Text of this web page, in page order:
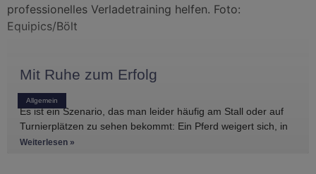
Allgemein
Mit Ruhe zum Erfolg
Es ist ein Szenario, das man leider häufig am Stall oder auf
Turnierplätzen zu sehen bekommt: Ein Pferd weigert sich, in
den Anhänger zu
Weiterlesen »